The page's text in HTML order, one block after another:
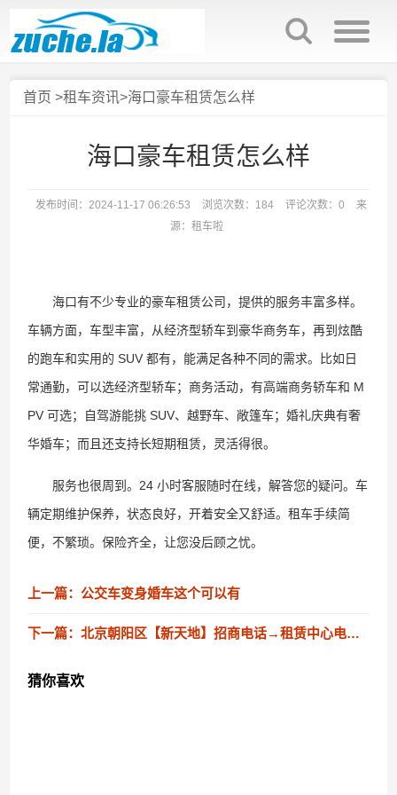
首页 >租车资讯>海口豪车租赁怎么样
海口豪车租赁怎么样
发布时间：2024-11-17 06:26:53 浏览次数：184 评论次数：0
来
源：租车啦
海口有不少专业的豪车租赁公司，提供的服务丰富多样。
车辆方面，车型丰富，从经济型轿车到豪华商务车，再到炫酷
的跑车和实用的 SUV 都有，能满足各种不同的需求。比如日
常通勤，可以选经济型轿车；商务活动，有高端商务轿车和 M
PV 可选；自驾游能挑 SUV、越野车、敞篷车；婚礼庆典有奢
华婚车；而且还支持长短期租赁，灵活得很。
服务也很周到。24 小时客服随时在线，解答您的疑问。车
辆定期维护保养，状态良好，开着安全又舒适。租车手续简
便，不繁琐。保险齐全，让您没后顾之忧。
上一篇：公交车变身婚车这个可以有
下一篇：北京朝阳区【新天地】招商电话→租赁中心电话→官方发布
猜你喜欢